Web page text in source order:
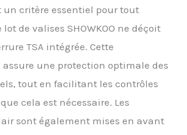
douaniers. Les serrure
uniquement au
personnel de la TSA
sans endommager la
serrure, ce qui rend vos
sûrs et votre voyage
plus pratique. Si vous
un critère essentiel pour tout
de valises SHOWKOO ne déçoit
TSA intégrée. Cette
une protection optimale des
tout en facilitant les contrôles
cela est nécessaire. Les
sont également mises en avant